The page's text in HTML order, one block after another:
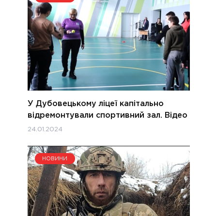
У Дубовецькому ліцеї капітально
відремонтували спортивний зал. Відео
24.01.2024
НОВИНИ